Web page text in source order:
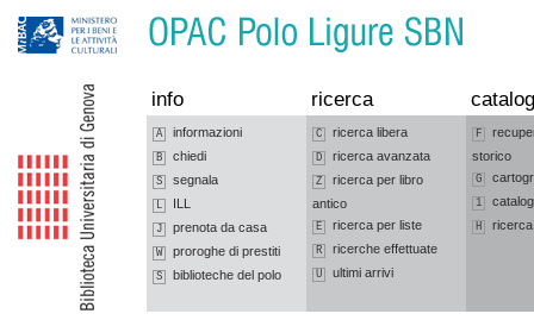
info ricerca
A informazioni
B chiedi
S segnala
L ILL
J prenota da casa
W proroghe di prestiti
S biblioteche del polo
C ricerca libera
D ricerca avanzata
Z
ricerca per libro
antico
E ricerca per liste
R ricerche effettuate
U ultimi arrivi
F
storico
G
1
H ricerca